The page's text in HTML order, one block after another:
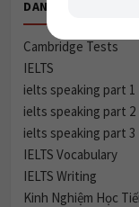
DANH MỤC
Cambridge Tests
IELTS
ielts speaking part 1
ielts speaking part 2
ielts speaking part 3
IELTS Vocabulary
IELTS Writing
Kinh Nghiệm Học